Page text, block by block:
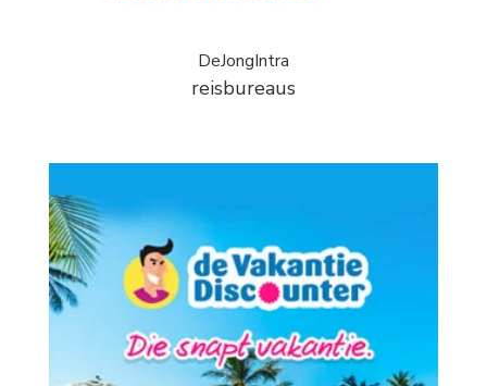
DeJongIntra
reisbureaus